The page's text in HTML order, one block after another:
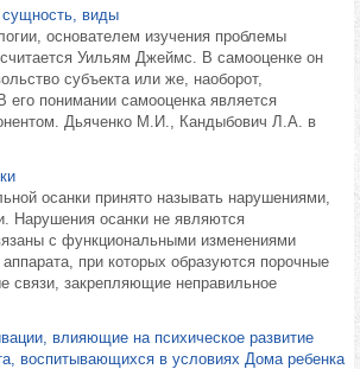
сущность, виды
основателем изучения проблемы
Уильям Джеймс. В самооценке он
субъекта или же, наоборот,
его понимании самооценка является
Дьяченко М.И., Кандыбович Л.А. в
осанки принято называть нарушениями,
Нарушения осанки не являются
с функциональными изменениями
аппарата, при которых образуются порочные
связи, закрепляющие неправильное
влияющие на психическое развитие
воспитывающихся в условиях Дома ребенка